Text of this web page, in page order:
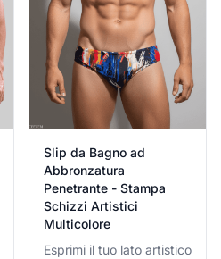
Slip da Bagno ad
Abbronzatura
Penetrante - Stampa
Schizzi Artistici
Multicolore
Esprimi il tuo lato artistico